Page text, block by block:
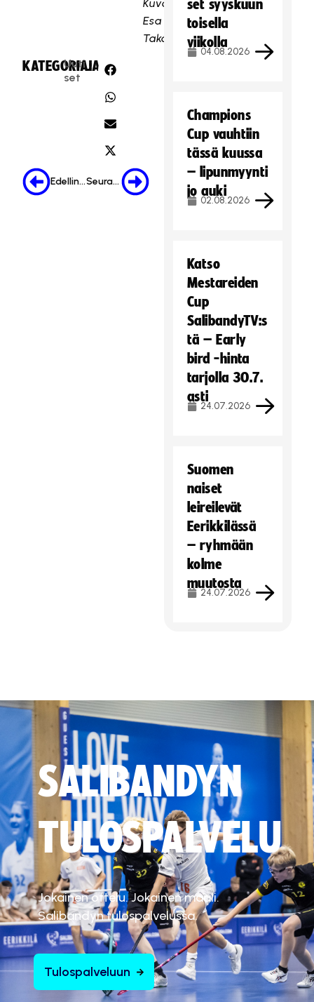
Kuva:
Esa
Takalo
KATEGORIA:
Uuti
set
JAA:
Edellinen Seuraava
set syyskuun
toisella
viikolla
04.08.2026
Champions
Cup vauhtiin
tässä kuussa
– lipunmyynti
jo auki
02.08.2026
Katso
Mestareiden
Cup
SalibandyTV:s
tä – Early
bird -hinta
tarjolla 30.7.
asti
24.07.2026
Suomen
naiset
leireilevät
Eerikkilässä
– ryhmään
kolme
muutosta
24.07.2026
SALIBANDYN
TULOSPALVELU
Jokainen ottelu. Jokainen maali.
Salibandyn tulospalvelussa.
Tulospalveluun